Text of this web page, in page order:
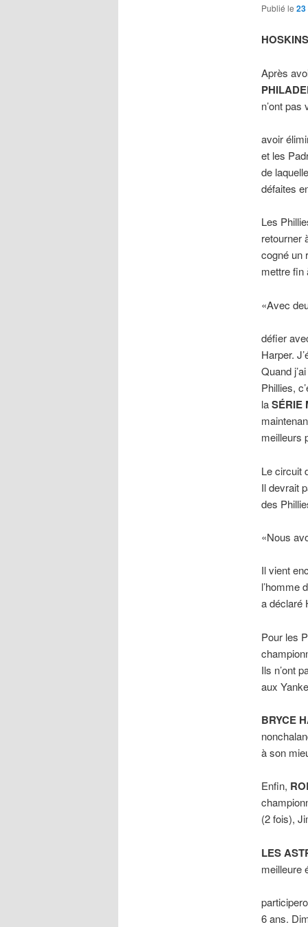
Publié le
Après
n’ont pas
avoir
et les
de
défaites
Les
retourner
cogné un
mettre fin
«Avec
défier
Harper.
Quand
Phillies,
laSÉRIE
meilleurs
Le circuit
Il devrait
des
«Nous
Il vient
l’homme
a déclaré
Pour les
Ils n’ont
aux
BRYCE
à son
Enfin,
(2 fois),
LES
meilleure
6 ans.